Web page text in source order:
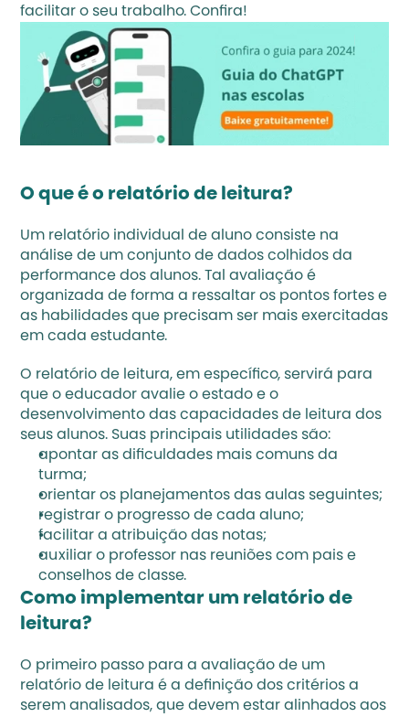
facilitar o seu trabalho. Confira!
O que é o relatório de leitura?
Um relatório individual de aluno consiste na
análise de um conjunto de dados colhidos da
performance dos alunos. Tal avaliação é
organizada de forma a ressaltar os pontos fortes e
as habilidades que precisam ser mais exercitadas
em cada estudante.
O relatório de leitura, em específico, servirá para
que o educador avalie o estado e o
desenvolvimento das capacidades de leitura dos
seus alunos. Suas principais utilidades são:
apontar as dificuldades mais comuns da
turma;
orientar os planejamentos das aulas seguintes;
registrar o progresso de cada aluno;
facilitar a atribuição das notas;
auxiliar o professor nas reuniões com pais e
conselhos de classe.
Como implementar um relatório de
leitura?
O primeiro passo para a avaliação de um
relatório de leitura é a definição dos critérios a
serem analisados, que devem estar alinhados aos